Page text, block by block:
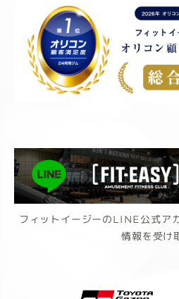
フィットイージーのLINE公式ア
情報を受け